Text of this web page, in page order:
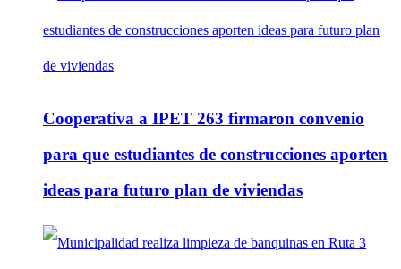
Cooperativa a IPET 263 firmaron convenio
para que estudiantes de construcciones aporten
ideas para futuro plan de viviendas